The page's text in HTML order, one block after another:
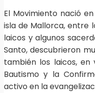
El Movimiento nació
isla de Mallorca, entre
laicos y algunos
Santo, descubrieron
también los laicos,
Bautismo y la
activo en la